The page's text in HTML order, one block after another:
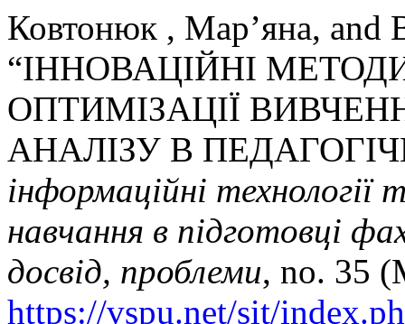
Ковтонюк , Мар’яна, and
“ІННОВАЦІЙНІ
ОПТИМІЗАЦІЇ
АНАЛІЗУ В
інформаційні технології
навчання в підготовці
досвід, проблеми, no. 35
https://vspu.net/sit/